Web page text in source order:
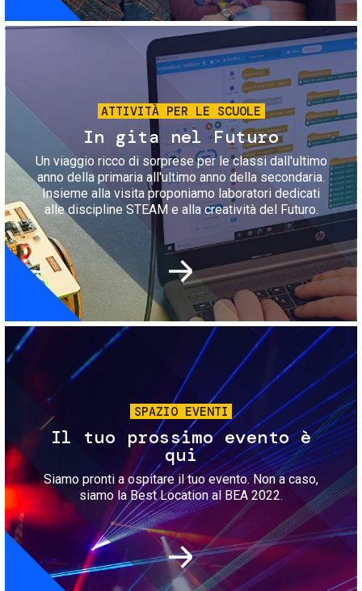
Immagine
ATTIVITÀ PER LE SCUOLE
In gita nel Futuro
Un viaggio ricco di sorprese per le classi dall'ultimo
anno della primaria all'ultimo anno della secondaria.
Insieme alla visita proponiamo laboratori dedicati
alle discipline STEAM e alla creatività del Futuro.
Immagine
SPAZIO EVENTI
Il tuo prossimo evento è
qui
Siamo pronti a ospitare il tuo evento. Non a caso,
siamo la Best Location al BEA 2022.